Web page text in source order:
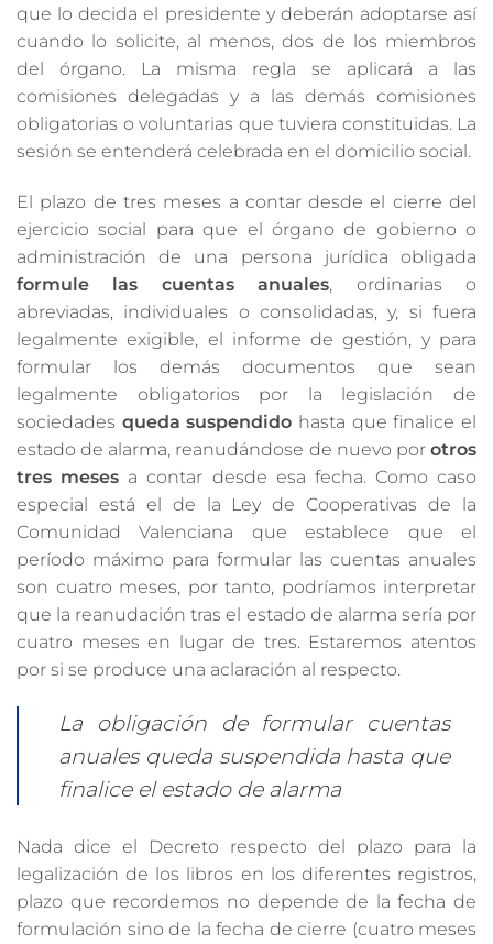
que lo decida el presidente y deberán adoptarse así
cuando lo solicite, al menos, dos de los miembros
del órgano. La misma regla se aplicará a las
comisiones delegadas y a las demás comisiones
obligatorias o voluntarias que tuviera constituidas. La
sesión se entenderá celebrada en el domicilio social.
El plazo de tres meses a contar desde el cierre del
ejercicio social para que el órgano de gobierno o
administración de una persona jurídica obligada
formule las cuentas anuales, ordinarias o
abreviadas, individuales o consolidadas, y, si fuera
legalmente exigible, el informe de gestión, y para
formular los demás documentos que sean
legalmente obligatorios por la legislación de
sociedades queda suspendido hasta que finalice el
estado de alarma, reanudándose de nuevo por otros
tres meses a contar desde esa fecha. Como caso
especial está el de la Ley de Cooperativas de la
Comunidad Valenciana que establece que el
período máximo para formular las cuentas anuales
son cuatro meses, por tanto, podríamos interpretar
que la reanudación tras el estado de alarma sería por
cuatro meses en lugar de tres. Estaremos atentos
por si se produce una aclaración al respecto.
La obligación de formular cuentas
anuales queda suspendida hasta que
finalice el estado de alarma
Nada dice el Decreto respecto del plazo para la
legalización de los libros en los diferentes registros,
plazo que recordemos no depende de la fecha de
formulación sino de la fecha de cierre (cuatro meses